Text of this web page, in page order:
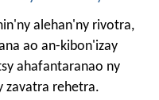
alehan'ny rivotra,
ao an-kibon'izay
ahafantaranao ny
zavatra rehetra.